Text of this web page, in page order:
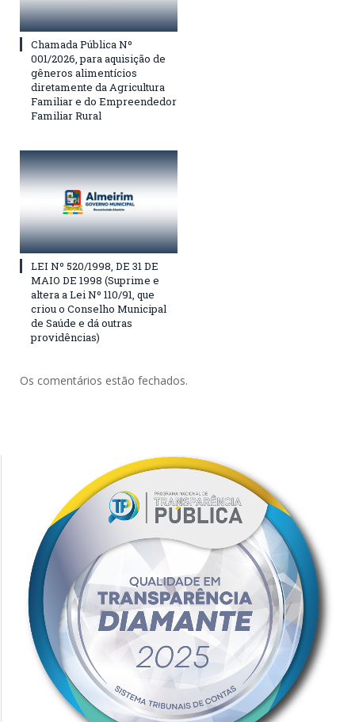
Chamada Pública Nº
001/2026, para aquisição de
gêneros alimentícios
diretamente da Agricultura
Familiar e do Empreendedor
Familiar Rural
LEI Nº 520/1998, DE 31 DE
MAIO DE 1998 (Suprime e
altera a Lei Nº 110/91, que
criou o Conselho Municipal
de Saúde e dá outras
providências)
Os comentários estão fechados.